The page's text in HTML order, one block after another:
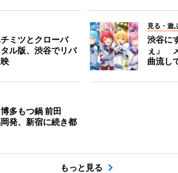
ミツとクローバ
ル版、渋谷でリバ
見る・遊
渋谷に
ぇ」
曲流し
多もつ鍋 前田
発、新宿に続き都
もっと見る